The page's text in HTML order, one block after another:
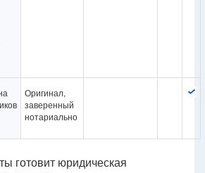
Оригинал,
заверенный
нотариально
готовит юридическая